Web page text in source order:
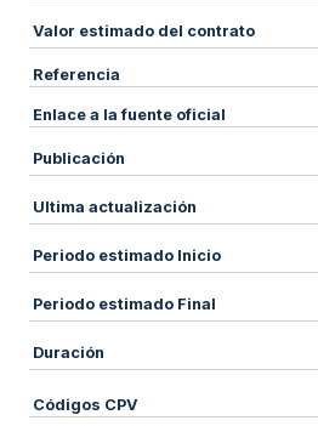
Valor estimado del contrato
Referencia
Enlace a la fuente oficial
Publicación
Ultima actualización
Periodo estimado Inicio
Periodo estimado Final
Duración
Códigos CPV